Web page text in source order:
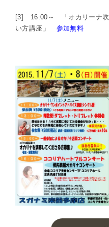
[3] 16:00～ 「オカリーナ
い方講座」 参加無料